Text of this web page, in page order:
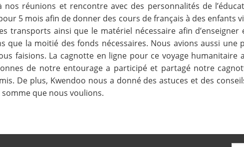
réunions et rencontre avec des personnalités de
5 mois afin de donner des cours de français à des enfants
transports ainsi que le matériel nécessaire afin
que la moitié des fonds nécessaires. Nous avions aussi une
faisions. La cagnotte en ligne pour ce voyage humanitaire
de notre entourage a participé et partagé notre
De plus, Kwendoo nous a donné des astuces et des
que nous voulions.